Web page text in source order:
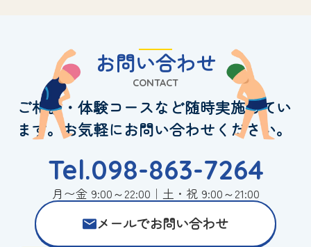
お問い合わせ
CONTACT
ご相談・体験コースなど随時実施してい
ます。お気軽にお問い合わせください。
Tel.098-863-7264
月〜金 9:00～22:00｜土・祝 9:00～21:00
メールでお問い合わせ